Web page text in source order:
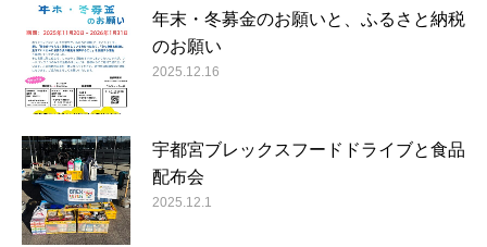
年末・冬募金のお願いと、ふるさと納税
のお願い
2025.12.16
宇都宮ブレックスフードドライブと食品
配布会
2025.12.1